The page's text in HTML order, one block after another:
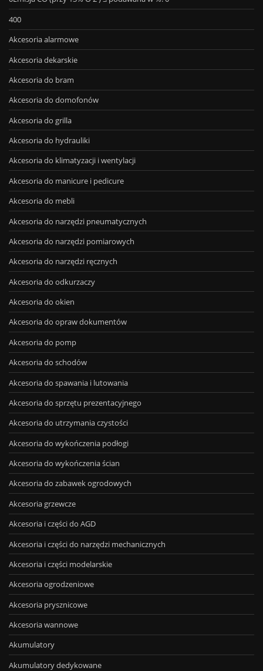
400
Akcesoria alarmowe
Akcesoria dekarskie
Akcesoria do bram
Akcesoria do domofonów
Akcesoria do grilla
Akcesoria do hydrauliki
Akcesoria do klimatyzacji i wentylacji
Akcesoria do manicure i pedicure
Akcesoria do mebli
Akcesoria do narzędzi pneumatycznych
Akcesoria do narzędzi pomiarowych
Akcesoria do narzędzi ręcznych
Akcesoria do odkurzaczy
Akcesoria do okien
Akcesoria do opraw dokumentów
Akcesoria do pomp
Akcesoria do schodów
Akcesoria do spawania i lutowania
Akcesoria do sprzętu prezentacyjnego
Akcesoria do utrzymania czystości
Akcesoria do wykończenia podłogi
Akcesoria do wykończenia ścian
Akcesoria do zabawek ogrodowych
Akcesoria grzewcze
Akcesoria i części do AGD
Akcesoria i części do narzędzi mechanicznych
Akcesoria i części modelarskie
Akcesoria ogrodzeniowe
Akcesoria prysznicowe
Akcesoria wannowe
Akumulatory
Akumulatory dedykowane